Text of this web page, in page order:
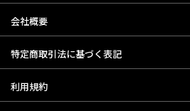
会社概要
特定商取引法に基づく表記
利用規約